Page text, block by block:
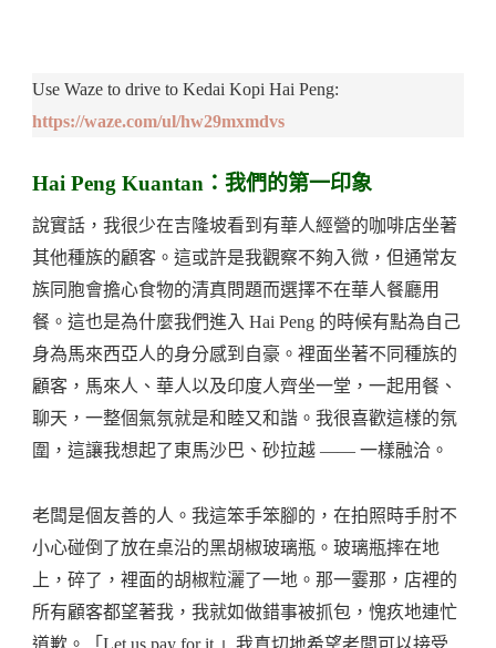
Use Waze to drive to Kedai Kopi Hai Peng:
https://waze.com/ul/hw29mxmdvs
Hai Peng Kuantan：我們的第一印象
說實話，我很少在吉隆坡看到有華人經營的咖啡店坐著
其他種族的顧客。這或許是我觀察不夠入微，但通常友
族同胞會擔心食物的清真問題而選擇不在華人餐廳用
餐。這也是為什麼我們進入 Hai Peng 的時候有點為自己
身為馬來西亞人的身分感到自豪。裡面坐著不同種族的
顧客，馬來人、華人以及印度人齊坐一堂，一起用餐、
聊天，一整個氣氛就是和睦又和諧。我很喜歡這樣的氛
圍，這讓我想起了東馬沙巴、砂拉越 —— 一樣融洽。
老闆是個友善的人。我這笨手笨腳的，在拍照時手肘不
小心碰倒了放在桌沿的黑胡椒玻璃瓶。玻璃瓶摔在地
上，碎了，裡面的胡椒粒灑了一地。那一霎那，店裡的
所有顧客都望著我，我就如做錯事被抓包，愧疚地連忙